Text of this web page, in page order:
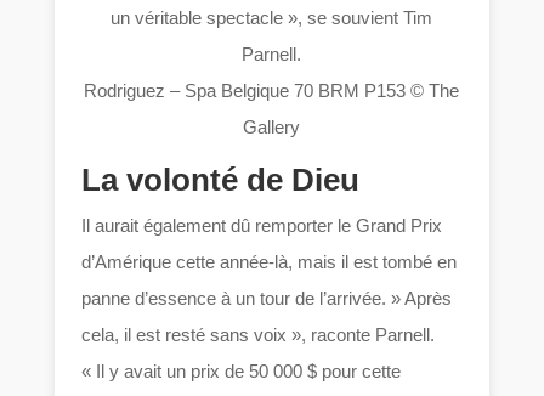
un véritable spectacle », se souvient Tim
Parnell.
Rodriguez – Spa Belgique 70 BRM P153 © The
Gallery
La volonté de Dieu
Il aurait également dû remporter le Grand Prix
d’Amérique cette année-là, mais il est tombé en
panne d’essence à un tour de l’arrivée. » Après
cela, il est resté sans voix », raconte Parnell.
« Il y avait un prix de 50 000 $ pour cette